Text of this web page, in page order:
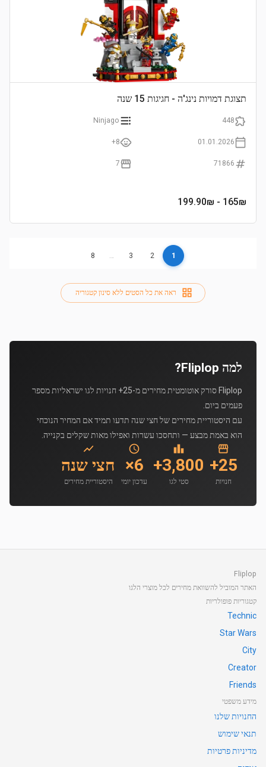
תצוגת דמויות נינג'ה - חגיגות 15 שנה
448
Ninjago
01.01.2026
8+
71866
7
165₪
- 199.90₪
1
2
3
8
ראה את כל הסטים ללא סינון קטגוריה
למה Fliplop?
Fliplop סורק אוטומטית מחירים מ-25+ חנויות לגו ישראליות מספר
פעמים ביום.
עם היסטוריית מחירים של חצי שנה תדעו תמיד אם המחיר הנוכחי
הוא באמת מבצע — ותחסכו עשרות ואפילו מאות שקלים בקנייה.
25+
חנויות
3,800+
סטי לגו
6×
עדכון יומי
חצי שנה
היסטוריית מחירים
Fliplop
האתר המוביל להשוואת מחירים לכל מוצרי הלגו
קטגוריות פופולריות
Technic
Star Wars
City
Creator
Friends
מידע משפטי
החנויות שלנו
תנאי שימוש
מדיניות פרטיות